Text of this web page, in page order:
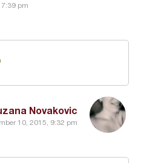
pm
Novakovic
10, 2015, 9:32 pm